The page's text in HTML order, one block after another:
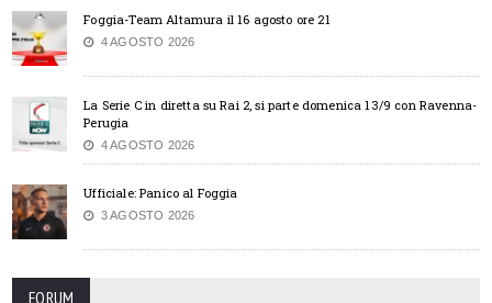
Foggia-Team Altamura il 16 agosto ore 21
4 AGOSTO 2026
La Serie C in diretta su Rai 2, si parte domenica 13/9 con Ravenna-
Perugia
4 AGOSTO 2026
Ufficiale: Panico al Foggia
3 AGOSTO 2026
FORUM